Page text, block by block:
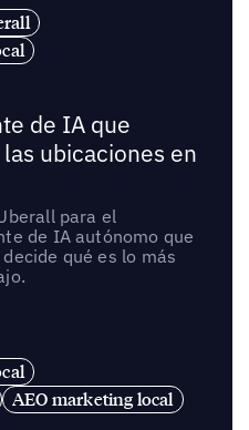
de IA que
ubicaciones en
para el
de IA autónomo que
qué es lo más
AEO marketing local